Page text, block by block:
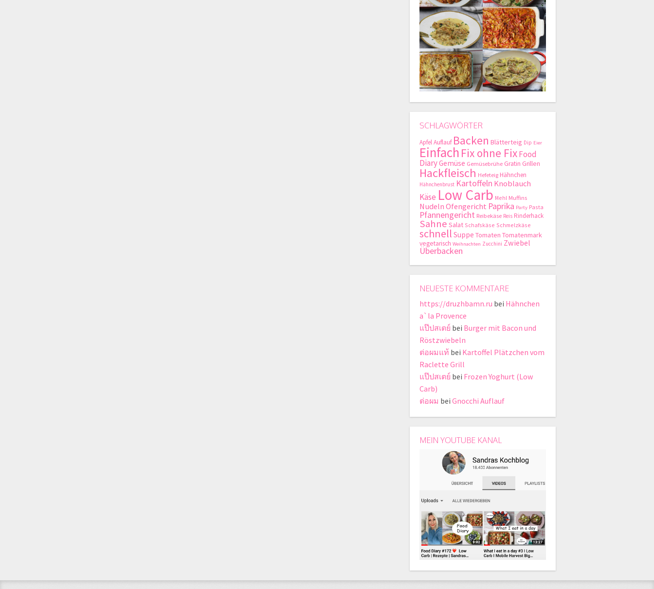
SCHLAGWÖRTER
ApfelAuflauf Backen Blätterteig Dip Eier
Einfach Fix ohne FixFood
DiaryGemüse Gemüsebrühe Gratin Grillen
Hackfleisch Hefeteig Hähnchen
Hähnchenbrust Kartoffeln Knoblauch
Käse Low Carb Mehl Muffins
NudelnOfengericht Paprika Party Pasta
Pfannengericht Reibekäse Reis Rinderhack
Sahne Salat Schafskäse Schmelzkäse
schnell Suppe Tomaten Tomatenmark
vegetarisch Weihnachten Zucchini Zwiebel
Überbacken
NEUESTE KOMMENTARE
https://druzhbamn.ru bei Hähnchen
a`la Provence
แป๊ปสเตย์ bei Burger mit Bacon und
Röstzwiebeln
ต่อผมแท้ bei Kartoffel Plätzchen vom
Raclette Grill
แป๊ปสเตย์ bei Frozen Yoghurt (Low
Carb)
ต่อผม bei Gnocchi Auflauf
MEIN YOUTUBE KANAL